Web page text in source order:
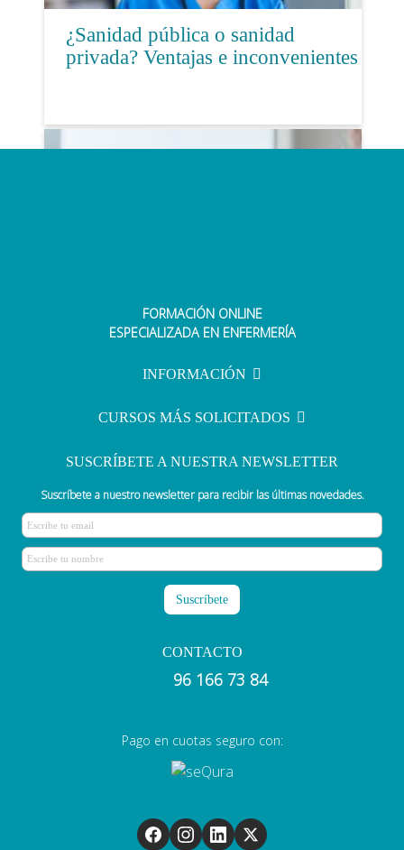
¿Sanidad pública o sanidad
privada? Ventajas e inconvenientes
Qué es la enfermería en UCI o
FORMACIÓN ONLINE
ESPECIALIZADA EN ENFERMERÍA
INFORMACIÓN
CURSOS MÁS SOLICITADOS
SUSCRÍBETE A NUESTRA NEWSLETTER
Suscríbete a nuestro newsletter para recibir las últimas novedades.
CONTACTO
96 166 73 84
Pago en cuotas seguro con: